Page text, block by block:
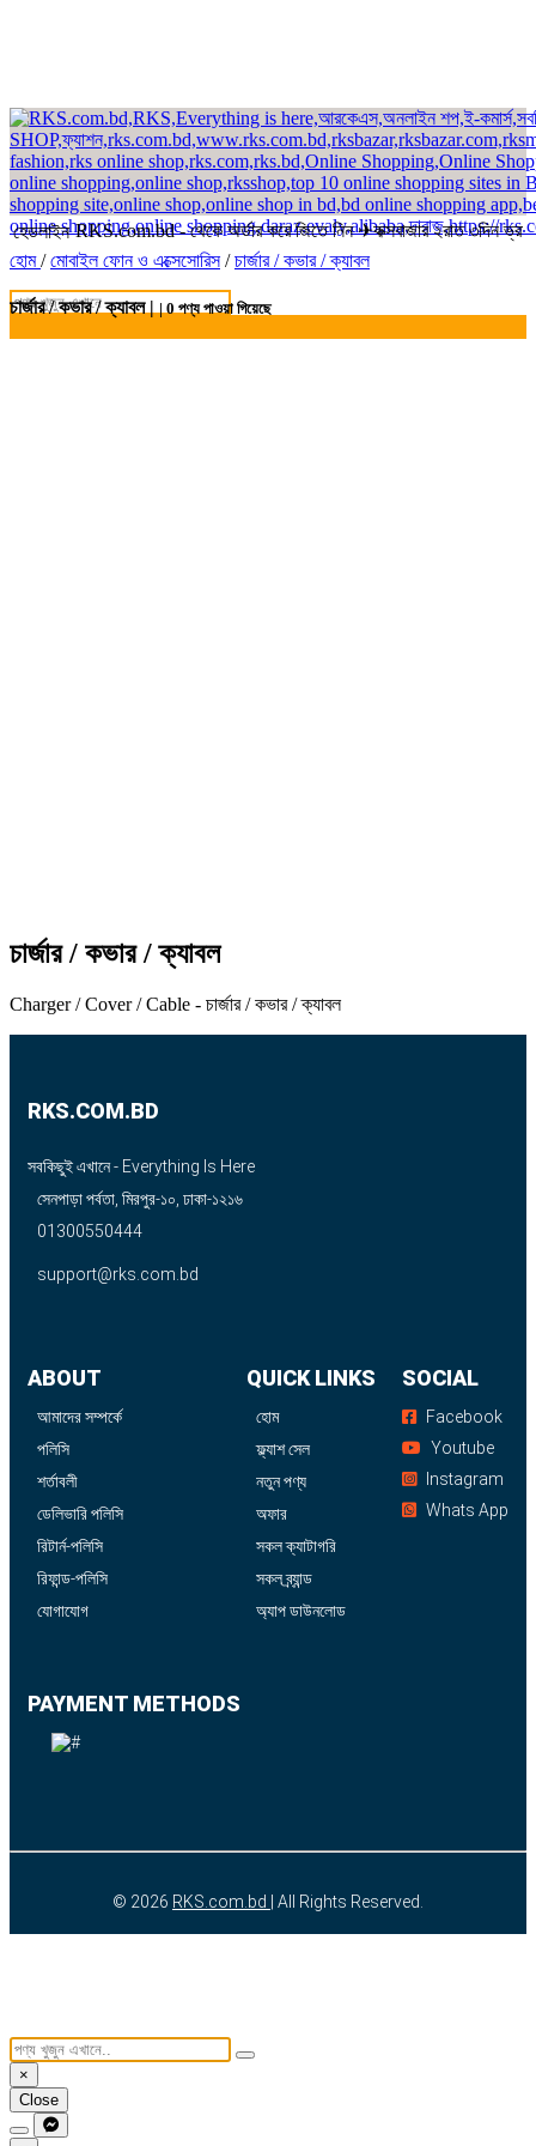
হেডলাইনRKS.com.bd - থেকে অর্ডার করে জিতে নিন ✈কক্সবাজার ২রাত ৩দিন
হোম/মোবাইল ফোন ও এক্সেসোরিস/চার্জার / কভার / ক্যাবল
চার্জার / কভার / ক্যাবল | |0পণ্য পাওয়া গিয়েছে
চার্জার / কভার / ক্যাবল
Charger / Cover / Cable - চার্জার / কভার / ক্যাবল
RKS.COM.BD
সবকিছুই এখানে - Everything Is Here
সেনপাড়া পর্বতা, মিরপুর-১০, ঢাকা-১২১৬
01300550444
support@rks.com.bd
ABOUT
আমাদের সম্পর্কে
পলিসি
শর্তাবলী
ডেলিভারি পলিসি
রিটার্ন-পলিসি
রিফান্ড-পলিসি
যোগাযোগ
QUICK LINKS
হোম
ফ্ল্যাশ সেল
নতুন পণ্য
অফার
সকল ক্যাটাগরি
সকল ব্র্যান্ড
অ্যাপ ডাউনলোড
SOCIAL
Facebook
Youtube
Instagram
Whats App
PAYMENT METHODS
© 2026 RKS.com.bd | All Rights Reserved.
×
Close